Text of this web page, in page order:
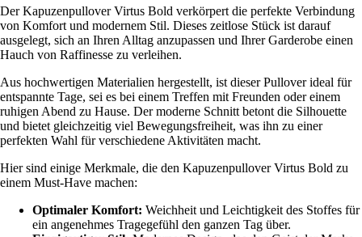
Der Kapuzenpullover Virtus Bold verkörpert die perfekte Verbindung
von Komfort und modernem Stil. Dieses zeitlose Stück ist darauf
ausgelegt, sich an Ihren Alltag anzupassen und Ihrer Garderobe einen
Hauch von Raffinesse zu verleihen.
Aus hochwertigen Materialien hergestellt, ist dieser Pullover ideal für
entspannte Tage, sei es bei einem Treffen mit Freunden oder einem
ruhigen Abend zu Hause. Der moderne Schnitt betont die Silhouette
und bietet gleichzeitig viel Bewegungsfreiheit, was ihn zu einer
perfekten Wahl für verschiedene Aktivitäten macht.
Hier sind einige Merkmale, die den Kapuzenpullover Virtus Bold zu
einem Must-Have machen:
Optimaler Komfort: Weichheit und Leichtigkeit des Stoffes für
ein angenehmes Tragegefühl den ganzen Tag über.